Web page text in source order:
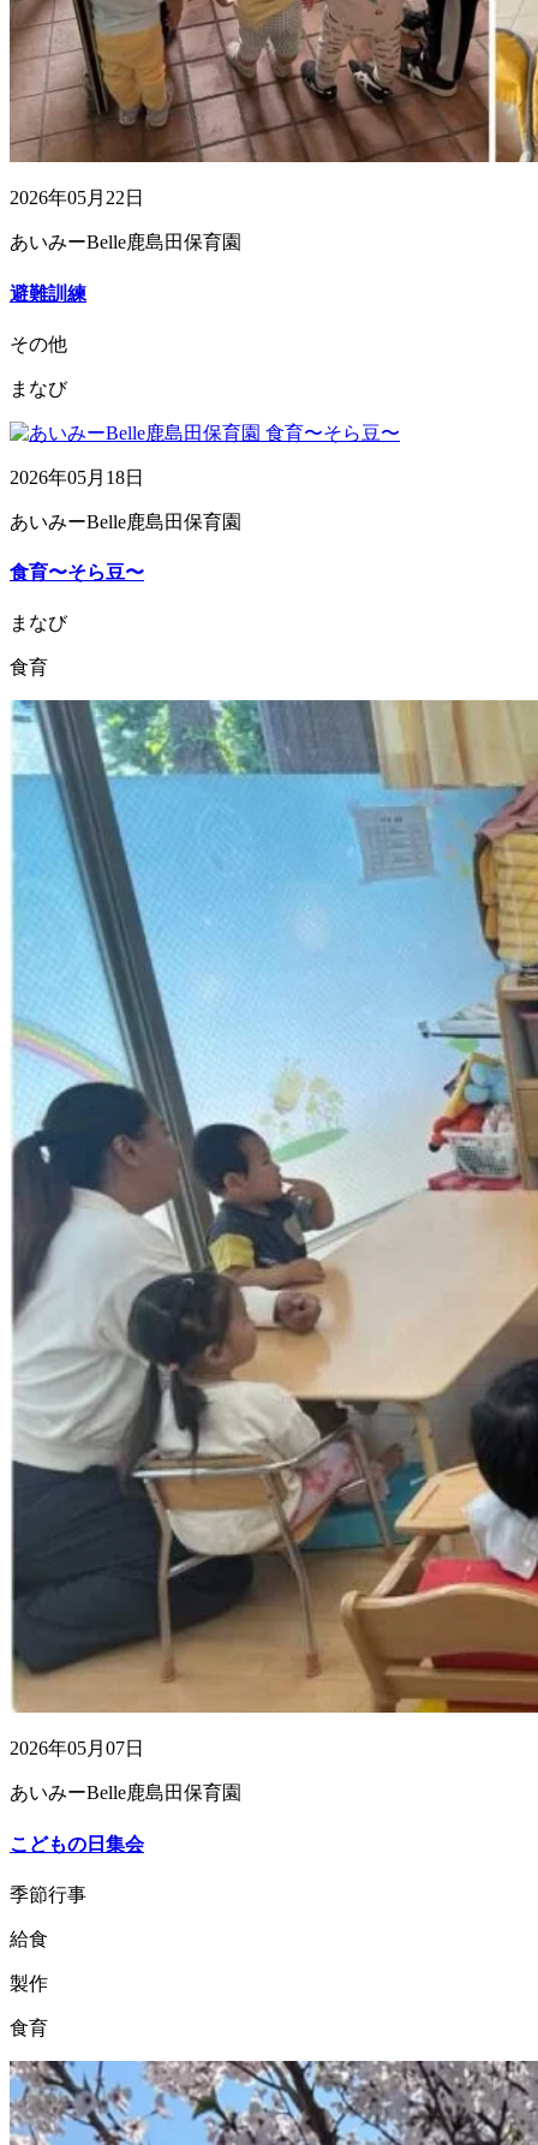
2026年05月22日
あいみーBelle鹿島田保育園
避難訓練
その他
まなび
2026年05月18日
あいみーBelle鹿島田保育園
食育〜そら豆〜
まなび
食育
2026年05月07日
あいみーBelle鹿島田保育園
こどもの日集会
季節行事
給食
製作
食育